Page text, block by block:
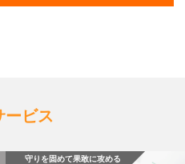
ービス
守りを固めて果敢に攻める